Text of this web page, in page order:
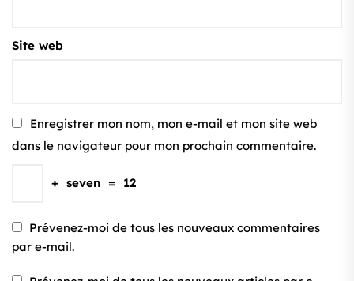
Site web
Enregistrer mon nom, mon e-mail et mon site web
dans le navigateur pour mon prochain commentaire.
+ seven = 12
Prévenez-moi de tous les nouveaux commentaires
par e-mail.